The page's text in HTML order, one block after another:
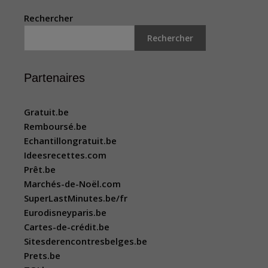
Rechercher
Rechercher
Partenaires
Gratuit.be
Remboursé.be
Echantillongratuit.be
Ideesrecettes.com
Prêt.be
Marchés-de-Noël.com
SuperLastMinutes.be/fr
Eurodisneyparis.be
Cartes-de-crédit.be
Sitesderencontresbelges.be
Prets.be